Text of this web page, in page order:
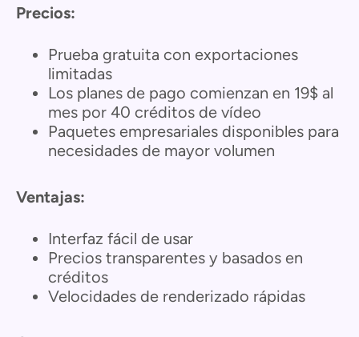
Precios:
Prueba gratuita con exportaciones
limitadas
Los planes de pago comienzan en 19$ al
mes por 40 créditos de vídeo
Paquetes empresariales disponibles para
necesidades de mayor volumen
Ventajas:
Interfaz fácil de usar
Precios transparentes y basados en
créditos
Velocidades de renderizado rápidas